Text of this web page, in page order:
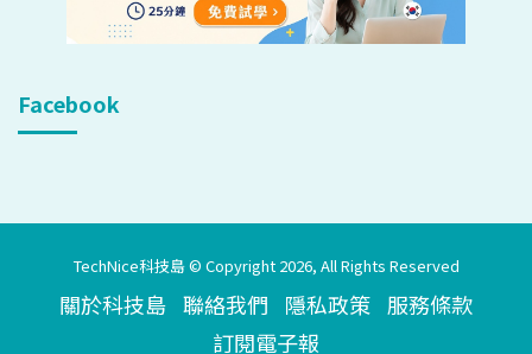
Facebook
TechNice科技島 © Copyright 2026, All Rights Reserved
關於科技島 聯絡我們 隱私政策 服務條款
訂閱電子報